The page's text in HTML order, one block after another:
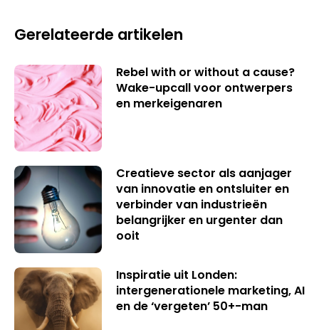
Gerelateerde artikelen
Rebel with or without a cause?
Wake-upcall voor ontwerpers
en merkeigenaren
Creatieve sector als aanjager
van innovatie en ontsluiter en
verbinder van industrieën
belangrijker en urgenter dan
ooit
Inspiratie uit Londen:
intergenerationele marketing, AI
en de ‘vergeten’ 50+-man